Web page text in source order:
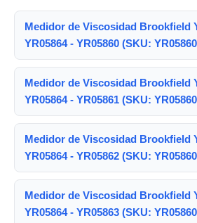
Medidor de Viscosidad Brookfield
YR05864 - YR05860 (SKU:
Medidor de Viscosidad Brookfield
YR05864 - YR05861 (SKU:
Medidor de Viscosidad Brookfield
YR05864 - YR05862 (SKU:
Medidor de Viscosidad Brookfield
YR05864 - YR05863 (SKU: